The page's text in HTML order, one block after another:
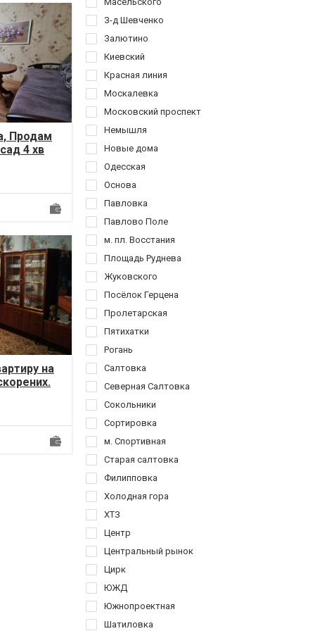
Продам
4 хв
на
З-д Шевченко
Залютино
Киевский
Красная линия
Москалевка
Московский проспект
Немышля
Новые дома
Одесская
Основа
Павловка
Павлово Поле
м. пл. Восстания
Площадь Руднева
Жуковского
Посёлок Герцена
Пролетарская
Пятихатки
Рогань
Салтовка
Северная Салтовка
Сокольники
Сортировка
м. Спортивная
Старая салтовка
Филипповка
Холодная гора
ХТЗ
Центр
Центральный рынок
Цирк
ЮЖД
Южнопроектная
Шатиловка